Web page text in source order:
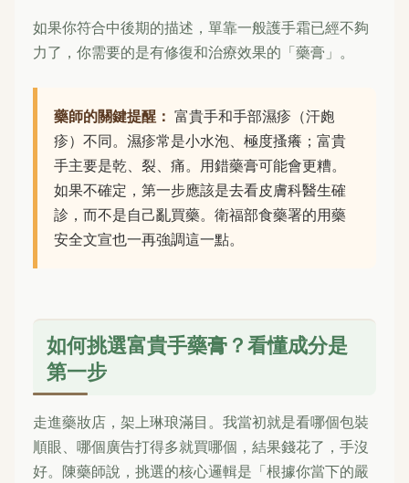
如果你符合中後期的描述，單靠一般護手霜已經不夠
力了，你需要的是有修復和治療效果的「藥膏」。
藥師的關鍵提醒： 富貴手和手部濕疹（汗皰
疹）不同。濕疹常是小水泡、極度搔癢；富貴
手主要是乾、裂、痛。用錯藥膏可能會更糟。
如果不確定，第一步應該是去看皮膚科醫生確
診，而不是自己亂買藥。衛福部食藥署的用藥
安全文宣也一再強調這一點。
如何挑選富貴手藥膏？看懂成分是
第一步
走進藥妝店，架上琳琅滿目。我當初就是看哪個包裝
順眼、哪個廣告打得多就買哪個，結果錢花了，手沒
好。陳藥師說，挑選的核心邏輯是「根據你當下的嚴